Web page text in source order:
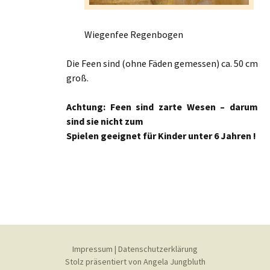
Wiegenfee Regenbogen
Die Feen sind (ohne Fäden gemessen) ca. 50 cm
groß.
Achtung: Feen sind zarte Wesen – darum
sind sie nicht zum
Spielen geeignet für Kinder unter 6 Jahren !
Impressum | Datenschutzerklärung
Stolz präsentiert von Angela Jungbluth